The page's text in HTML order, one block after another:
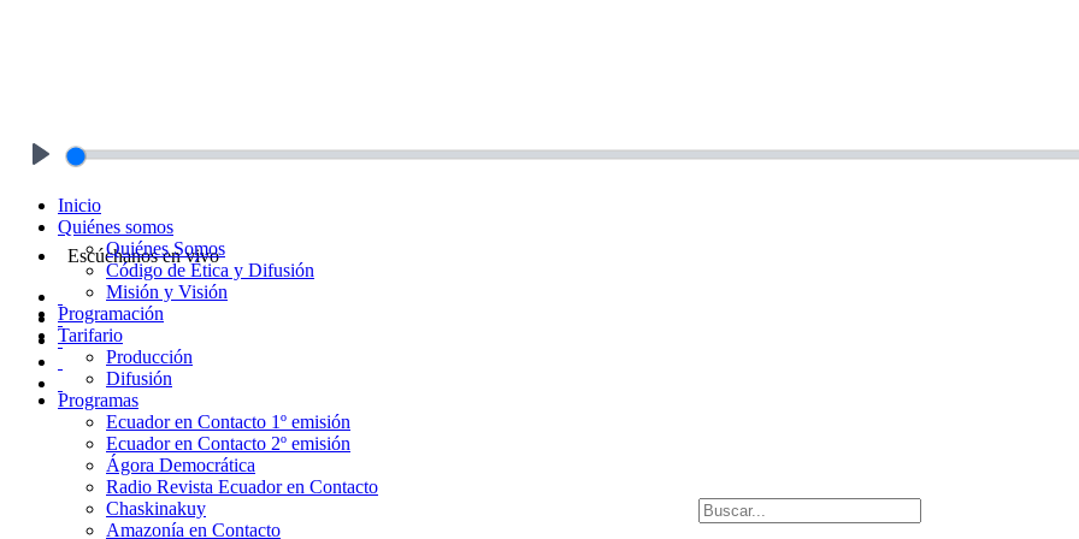
Escúchanos en vivo
Inicio
Quiénes somos
Quiénes Somos
Código de Ética y Difusión
Misión y Visión
Programación
Tarifario
Producción
Difusión
Programas
Ecuador en Contacto 1º emisión
Ecuador en Contacto 2º emisión
Ágora Democrática
Radio Revista Ecuador en Contacto
Chaskinakuy
Amazonía en Contacto